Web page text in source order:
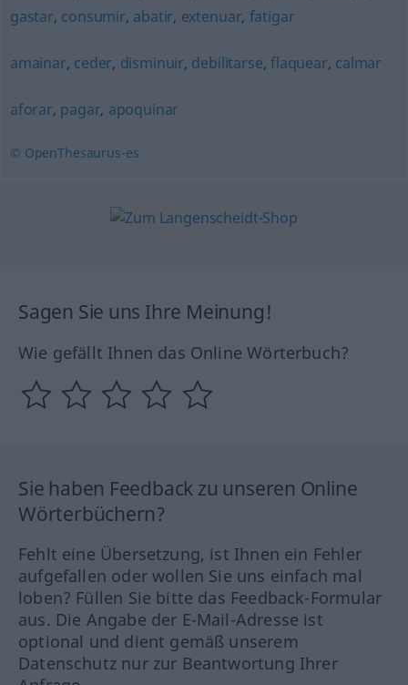
gastar, consumir, abatir, extenuar, fatigar
amainar, ceder, disminuir, debilitarse, flaquear, calmar
aforar, pagar, apoquinar
© OpenThesaurus-es
Sagen Sie uns Ihre Meinung!
Wie gefällt Ihnen das Online Wörterbuch?
Sie haben Feedback zu unseren Online
Wörterbüchern?
Fehlt eine Übersetzung, ist Ihnen ein Fehler
aufgefallen oder wollen Sie uns einfach mal
loben? Füllen Sie bitte das Feedback-Formular
aus. Die Angabe der E-Mail-Adresse ist
optional und dient gemäß unserem
Datenschutz nur zur Beantwortung Ihrer